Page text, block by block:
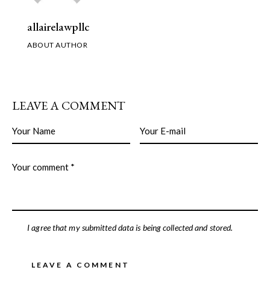
allairelawpllc
ABOUT AUTHOR
LEAVE A COMMENT
I agree that my submitted data is being collected and stored.